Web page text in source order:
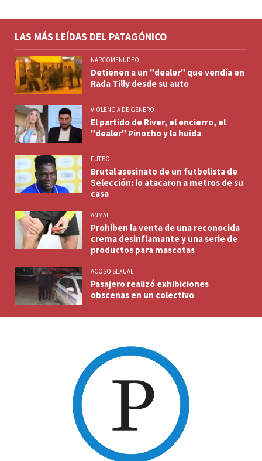
LAS MÁS LEÍDAS DEL PATAGÓNICO
NARCOMENUDEO
Detienen a un "dealer" que vendía en
Rada Tilly desde su auto
VIOLENCIA DE GENERO
El partido de River, el encierro, el
"dealer" Pinocho y la huida
FUTBOL
Brutal asesinato de un futbolista de
Selección: lo atacaron a metros de su
casa
ANMAT
Prohíben la venta de una reconocida
crema desinflamante y una serie de
productos para mascotas
ACOSO SEXUAL
Pasajero realizó exhibiciones
obscenas en un colectivo